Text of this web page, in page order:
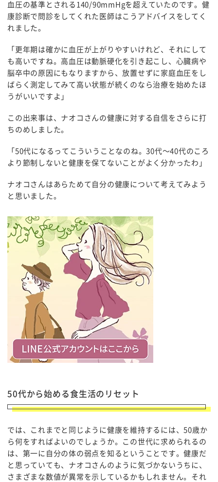
血圧の基準とされる140/90mmHgを超えていたのです。健
康診断で問診をしてくれた医師はこうアドバイスをしてく
れました。
「更年期は確かに血圧が上がりやすいけれど、それにして
も高いですね。高血圧は動脈硬化を引き起こし、心臓病や
脳卒中の原因にもなりますから、放置せずに家庭血圧をし
ばらく測定してみて高い状態が続くのなら治療を始めたほ
うがいいですよ」
この出来事は、ナオコさんの健康に対する自信をさらに打
ちのめしました。
「50代になるってこういうことなのね。30代～40代のころ
より節制しないと健康を保てないことがよく分かったわ」
ナオコさんはあらためて自分の健康について考えてみよう
と思いました。
50代から始める食生活のリセット
では、これまでと同じように健康を維持するには、50歳か
ら何をすればよいのでしょうか。この世代に求められるの
は、第一に自分の体の弱点を知るということです。健康だ
と思っていても、ナオコさんのように気づかないうちに、
さまざまな数値が異常を示しているかもしれません。それ